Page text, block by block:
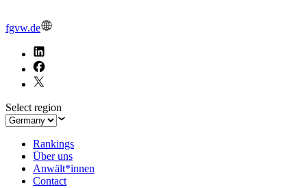
fgvw.de
Select region
Rankings
Über uns
Anwält*innen
Contact